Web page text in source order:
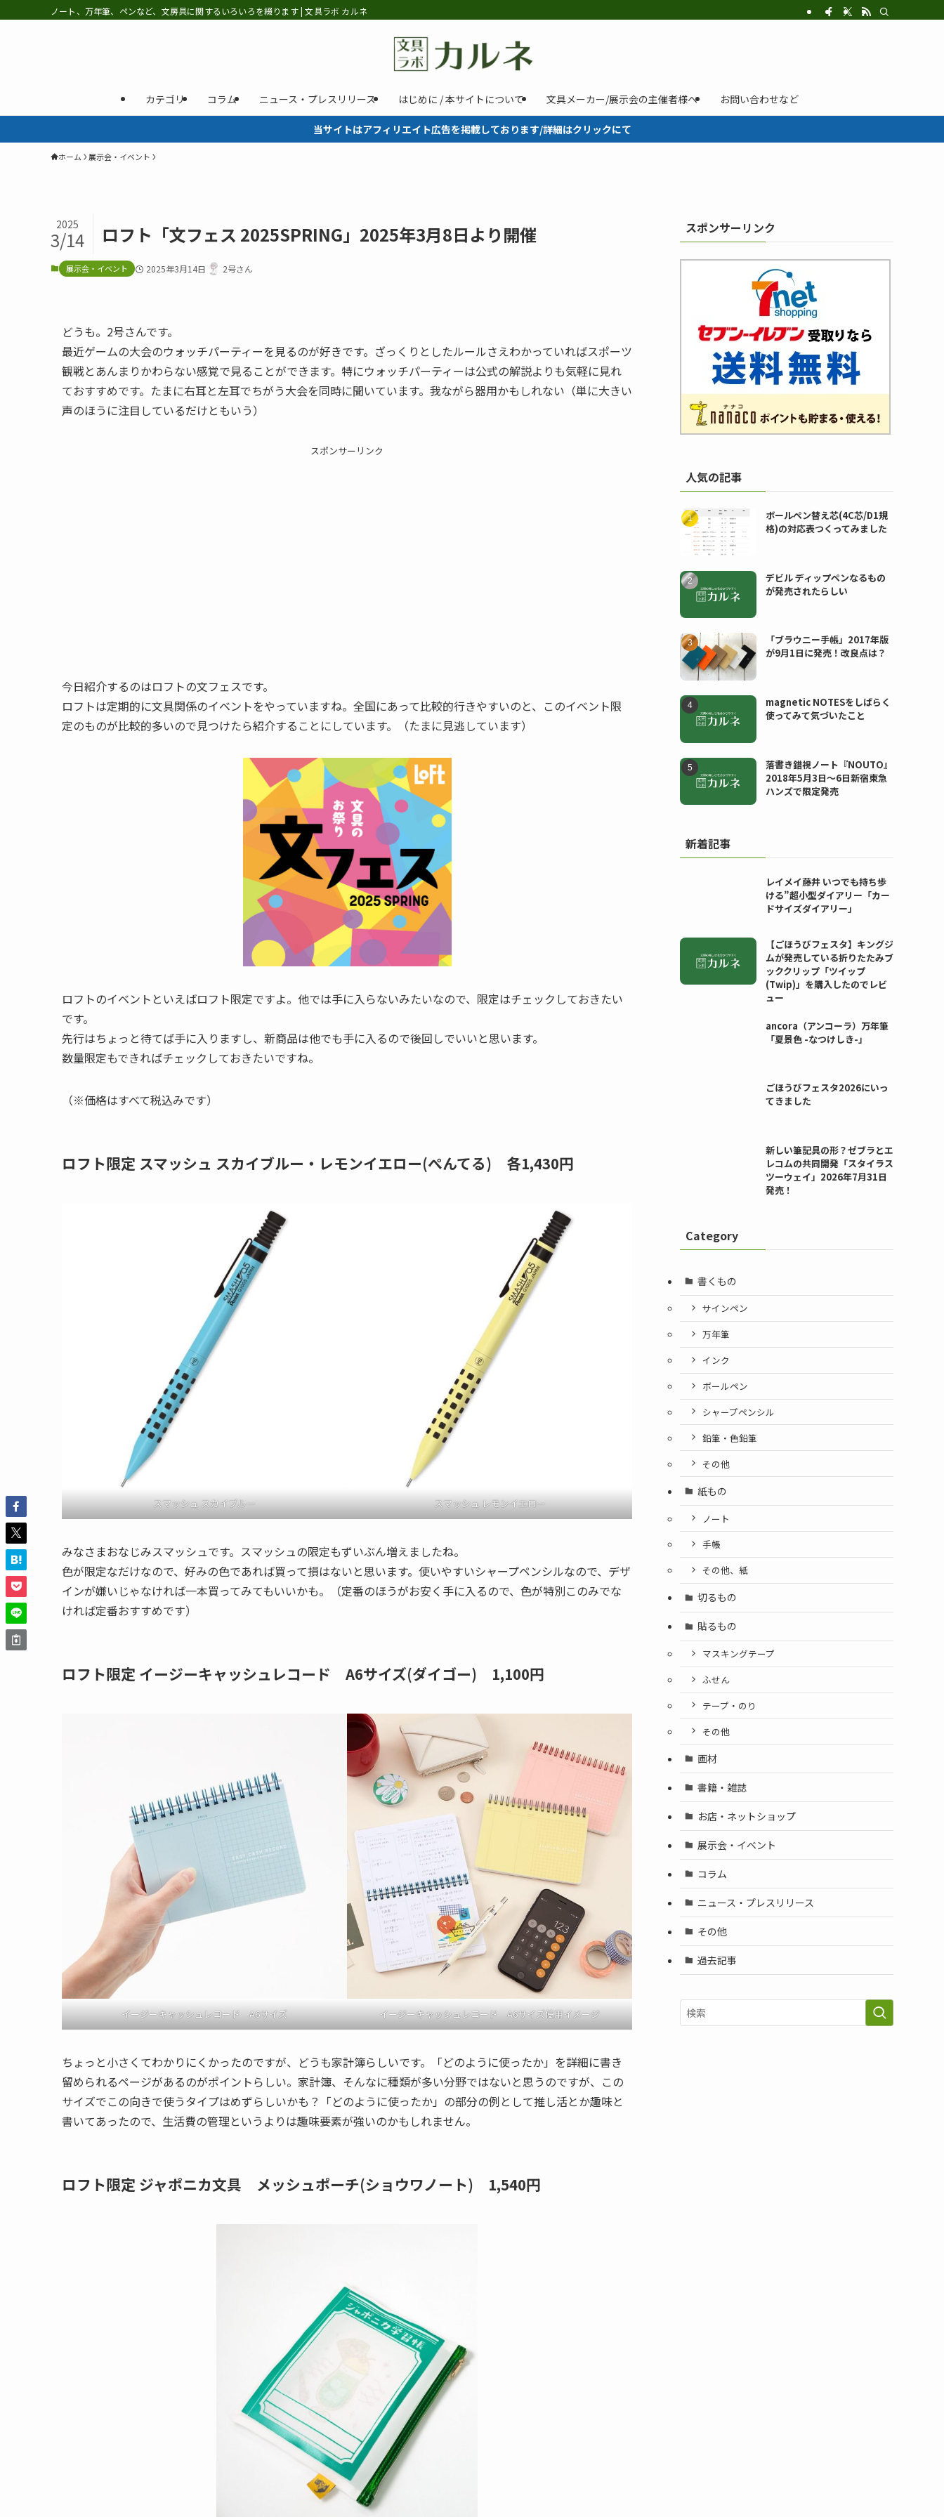
ノート、万年筆、ペンなど、文房具に関するいろいろを綴ります | 文具ラボ カルネ
カテゴリ コラム ニュース・プレスリリース はじめに / 本サイトについて 文具メーカー/展示会の主催者様へ お問い合わせなど
当サイトはアフィリエイト広告を掲載しております/詳細はクリックにて
ホーム 展示会・イベント
ロフト「文フェス 2025SPRING」2025年3月8日より開催
2025
3/14
展示会・イベント 2025年3月14日 2号さん
どうも。2号さんです。
最近ゲームの大会のウォッチパーティーを見るのが好きです。ざっくりとしたルールさえわかっていればスポーツ
観戦とあんまりかわらない感覚で見ることができます。特にウォッチパーティーは公式の解説よりも気軽に見れ
ておすすめです。たまに右耳と左耳でちがう大会を同時に聞いています。我ながら器用かもしれない（単に大きい
声のほうに注目しているだけともいう）
スポンサーリンク
今日紹介するのはロフトの文フェスです。
ロフトは定期的に文具関係のイベントをやっていますね。全国にあって比較的行きやすいのと、このイベント限
定のものが比較的多いので見つけたら紹介することにしています。（たまに見逃しています）
ロフトのイベントといえばロフト限定ですよ。他では手に入らないみたいなので、限定はチェックしておきたい
です。
先行はちょっと待てば手に入りますし、新商品は他でも手に入るので後回しでいいと思います。
数量限定もできればチェックしておきたいですね。
（※価格はすべて税込みです）
ロフト限定 スマッシュ スカイブルー・レモンイエロー(ぺんてる) 各1,430円
スマッシュ スカイブルー スマッシュ レモンイエロー
みなさまおなじみスマッシュです。スマッシュの限定もずいぶん増えましたね。
色が限定なだけなので、好みの色であれば買って損はないと思います。使いやすいシャープペンシルなので、デザ
インが嫌いじゃなければ一本買ってみてもいいかも。（定番のほうがお安く手に入るので、色が特別このみでな
ければ定番おすすめです）
ロフト限定 イージーキャッシュレコード A6サイズ(ダイゴー) 1,100円
イージーキャッシュレコード A6サイズ イージーキャッシュレコード A6サイズ使用イメージ
ちょっと小さくてわかりにくかったのですが、どうも家計簿らしいです。「どのように使ったか」を詳細に書き
留められるページがあるのがポイントらしい。家計簿、そんなに種類が多い分野ではないと思うのですが、この
サイズでこの向きで使うタイプはめずらしいかも？「どのように使ったか」の部分の例として推し活とか趣味と
書いてあったので、生活費の管理というよりは趣味要素が強いのかもしれません。
ロフト限定 ジャポニカ文具 メッシュポーチ(ショウワノート) 1,540円
スポンサーリンク
人気の記事
ボールペン替え芯(4C芯/D1規
格)の対応表つくってみました
デビル ディップペンなるもの
が発売されたらしい
「ブラウニー手帳」2017年版
が9月1日に発売！改良点は？
magnetic NOTESをしばらく
使ってみて気づいたこと
落書き錯視ノート『NOUTO』
2018年5月3日〜6日新宿東急
ハンズで限定発売
新着記事
レイメイ藤井 いつでも持ち歩
ける”超小型ダイアリー「カー
ドサイズダイアリー」
【ごほうびフェスタ】キングジ
ムが発売している折りたたみブ
ッククリップ「ツイップ
(Twip)」を購入したのでレビ
ュー
ancora（アンコーラ）万年筆
「夏景色 -なつけしき-」
ごほうびフェスタ2026にいっ
てきました
新しい筆記具の形？ゼブラとエ
レコムの共同開発「スタイラス
ツーウェイ」2026年7月31日
発売！
Category
書くもの
サインペン
万年筆
インク
ボールペン
シャープペンシル
鉛筆・色鉛筆
その他
紙もの
ノート
手帳
その他、紙
切るもの
貼るもの
マスキングテープ
ふせん
テープ・のり
その他
画材
書籍・雑誌
お店・ネットショップ
展示会・イベント
コラム
ニュース・プレスリリース
その他
過去記事